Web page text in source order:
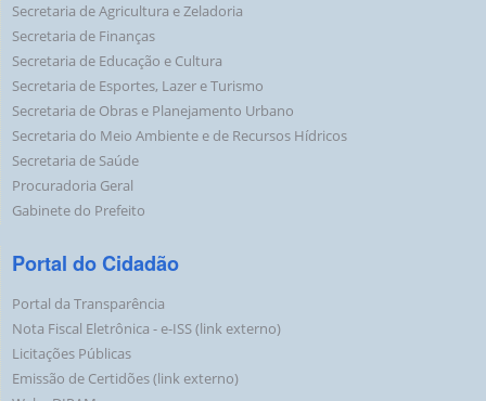
Secretaria de Agricultura e Zeladoria
Secretaria de Finanças
Secretaria de Educação e Cultura
Secretaria de Esportes, Lazer e Turismo
Secretaria de Obras e Planejamento Urbano
Secretaria do Meio Ambiente e de Recursos Hídricos
Secretaria de Saúde
Procuradoria Geral
Gabinete do Prefeito
Portal do Cidadão
Portal da Transparência
Nota Fiscal Eletrônica - e-ISS (link externo)
Licitações Públicas
Emissão de Certidões (link externo)